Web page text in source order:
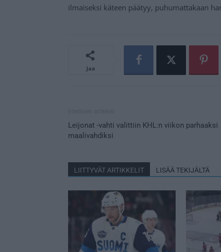
ilmaiseksi käteen päätyy, puhumattakaan
Jaa
Leijonat -vahti valittiin KHL:n viikon parhaaksi
maalivahdiksi
LIITTYVÄT ARTIKKELIT LISÄÄ TEKIJÄLTÄ